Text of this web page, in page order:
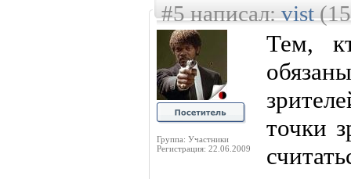
#5 написал:vist(15
Группа: Участники
Регистрация: 22.06.2009
Тем,
точки